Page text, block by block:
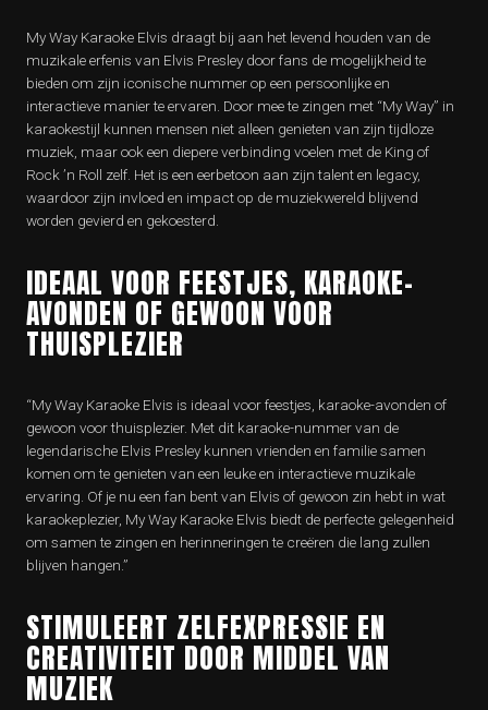
My Way Karaoke Elvis draagt bij aan het levend houden van de
muzikale erfenis van Elvis Presley door fans de mogelijkheid te
bieden om zijn iconische nummer op een persoonlijke en
interactieve manier te ervaren. Door mee te zingen met “My Way” in
karaokestijl kunnen mensen niet alleen genieten van zijn tijdloze
muziek, maar ook een diepere verbinding voelen met de King of
Rock ’n Roll zelf. Het is een eerbetoon aan zijn talent en legacy,
waardoor zijn invloed en impact op de muziekwereld blijvend
worden gevierd en gekoesterd.
IDEAAL VOOR FEESTJES, KARAOKE-
AVONDEN OF GEWOON VOOR
THUISPLEZIER
“My Way Karaoke Elvis is ideaal voor feestjes, karaoke-avonden of
gewoon voor thuisplezier. Met dit karaoke-nummer van de
legendarische Elvis Presley kunnen vrienden en familie samen
komen om te genieten van een leuke en interactieve muzikale
ervaring. Of je nu een fan bent van Elvis of gewoon zin hebt in wat
karaokeplezier, My Way Karaoke Elvis biedt de perfecte gelegenheid
om samen te zingen en herinneringen te creëren die lang zullen
blijven hangen.”
STIMULEERT ZELFEXPRESSIE EN
CREATIVITEIT DOOR MIDDEL VAN
MUZIEK